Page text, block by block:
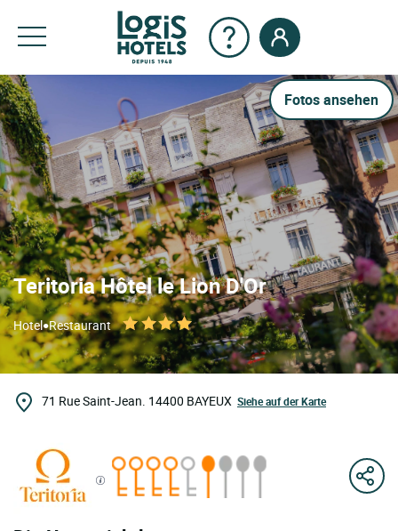
Fotos ansehen
Teritoria Hôtel le Lion D'Or
Hotel•Restaurant
71 Rue Saint-Jean. 14400 BAYEUX Siehe auf der Karte